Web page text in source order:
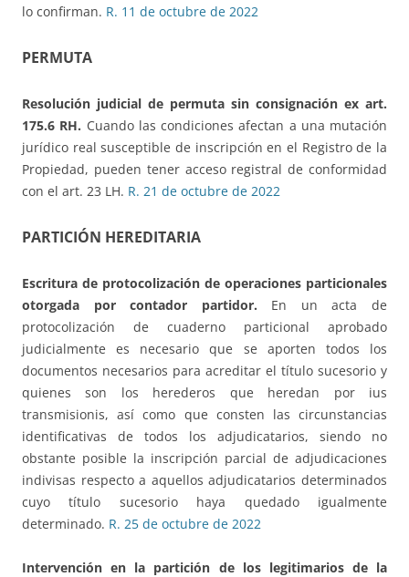
lo confirman. R. 11 de octubre de 2022
PERMUTA
Resolución judicial de permuta sin consignación ex art.
175.6 RH. Cuando las condiciones afectan a una mutación
jurídico real susceptible de inscripción en el Registro de la
Propiedad, pueden tener acceso registral de conformidad
con el art. 23 LH. R. 21 de octubre de 2022
PARTICIÓN HEREDITARIA
Escritura de protocolización de operaciones particionales
otorgada por contador partidor. En un acta de
protocolización de cuaderno particional aprobado
judicialmente es necesario que se aporten todos los
documentos necesarios para acreditar el título sucesorio y
quienes son los herederos que heredan por ius
transmisionis, así como que consten las circunstancias
identificativas de todos los adjudicatarios, siendo no
obstante posible la inscripción parcial de adjudicaciones
indivisas respecto a aquellos adjudicatarios determinados
cuyo título sucesorio haya quedado igualmente
determinado. R. 25 de octubre de 2022
Intervención en la partición de los legitimarios de la